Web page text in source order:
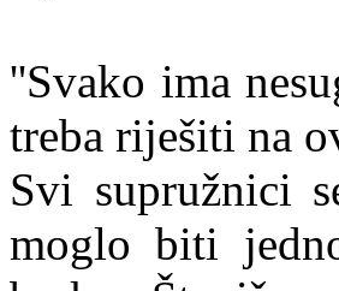
''Svako ima
treba riješiti na
Svi supružnici
moglo biti